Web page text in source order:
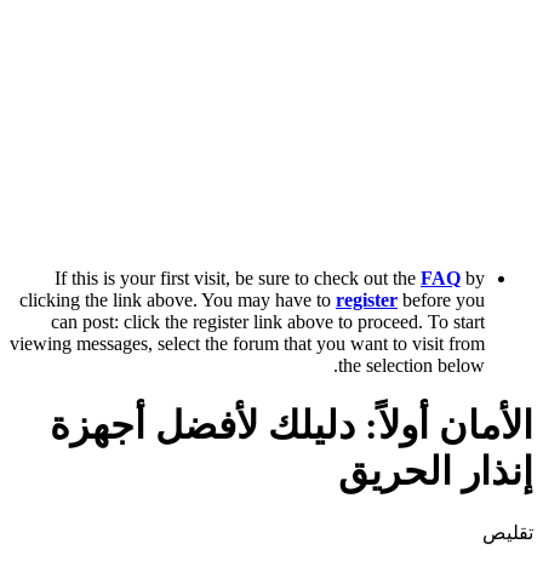
If this is your first visit, be sure to check out the FAQ by
clicking the link above. You may have to register before you
can post: click the register link above to proceed. To start
viewing messages, select the forum that you want to visit from
the selection below.
الأمان أولاً: دليلك لأفضل أجهزة
إنذار الحريق
تقليص